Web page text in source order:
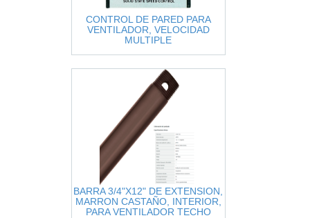
CONTROL DE PARED PARA
VENTILADOR, VELOCIDAD
MULTIPLE
BARRA 3/4"X12" DE EXTENSION,
MARRON CASTAÑO, INTERIOR,
PARA VENTILADOR TECHO